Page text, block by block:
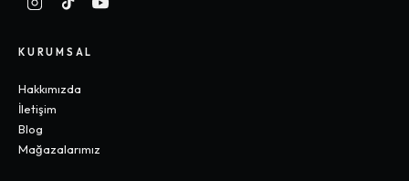
KURUMSAL
Hakkımızda
İletişim
Blog
Mağazalarımız